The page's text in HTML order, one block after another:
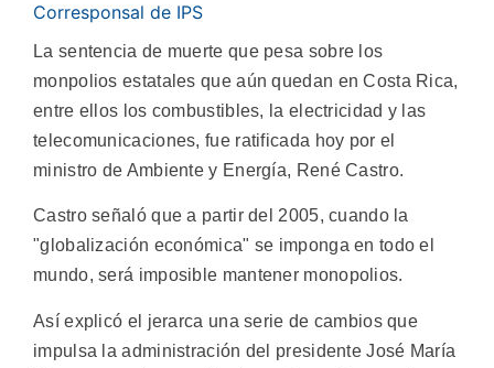
Corresponsal de IPS
La sentencia de muerte que pesa sobre los
monpolios estatales que aún quedan en Costa Rica,
entre ellos los combustibles, la electricidad y las
telecomunicaciones, fue ratificada hoy por el
ministro de Ambiente y Energía, René Castro.
Castro señaló que a partir del 2005, cuando la
"globalización económica" se imponga en todo el
mundo, será imposible mantener monopolios.
Así explicó el jerarca una serie de cambios que
impulsa la administración del presidente José María